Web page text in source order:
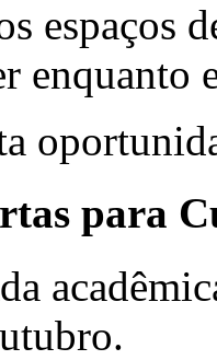
espaços
enquanto
para